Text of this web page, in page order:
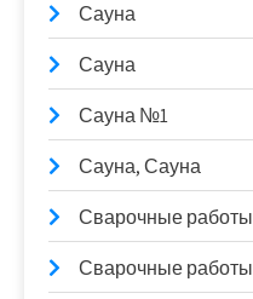
Сауна
Сауна
Сауна №1
Сауна, Сауна
Сварочные работы
Сварочные работы